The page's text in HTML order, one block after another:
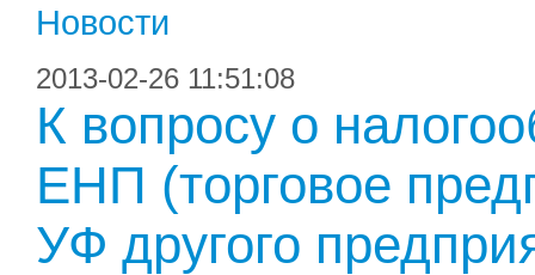
Новости
2013-02-26 11:51:08
К вопросу о
ЕНП (торговое
УФ другого